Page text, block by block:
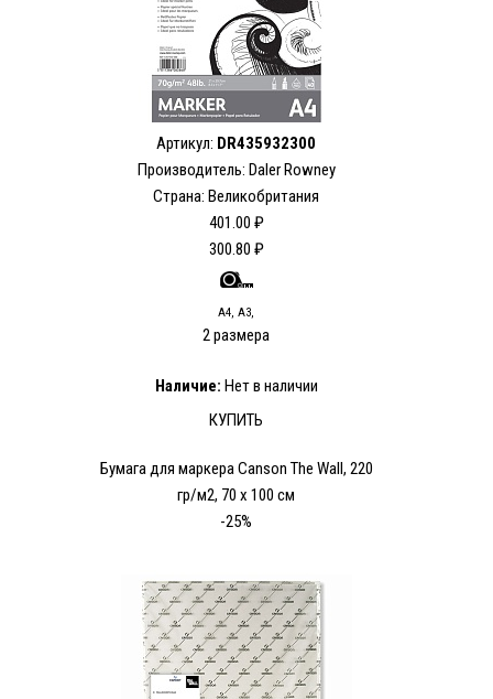
Артикул: DR435932300
Производитель: Daler Rowney
Страна: Великобритания
401.00 ₽
300.80 ₽
А4, А3,
2 размера
Наличие: Нет в наличии
КУПИТЬ
Бумага для маркера Canson The Wall, 220
гр/м2, 70 х 100 см
-25%